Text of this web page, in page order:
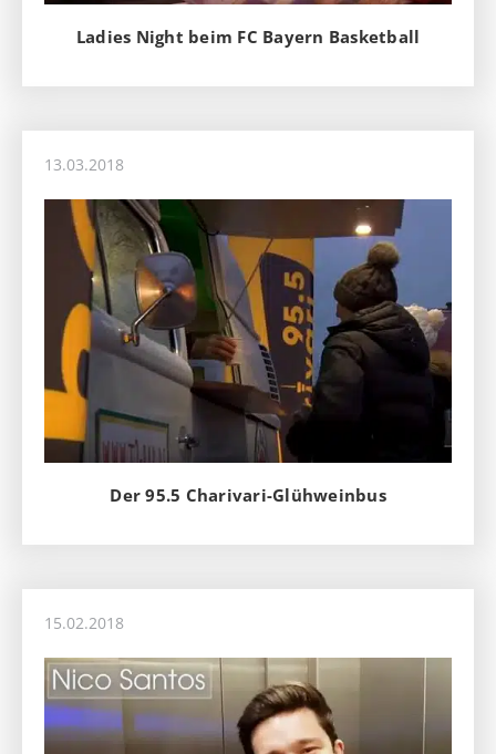
Ladies Night beim FC Bayern Basketball
13.03.2018
Der 95.5 Charivari-Glühweinbus
15.02.2018